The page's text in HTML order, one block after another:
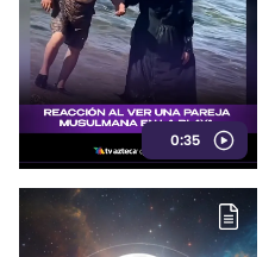
0:35